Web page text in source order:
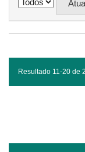
Resultado 11-20 de